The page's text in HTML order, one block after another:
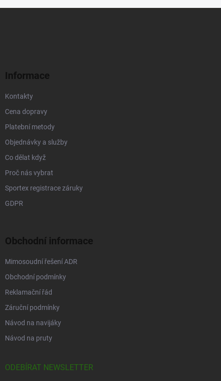
Informace
Kontakty
Cena dopravy
Platební metody
Objednávky a služby
Co dělat když
Proč nás vybrat
Sportex registrace záruky
GDPR
Obchodní informace
Mimosoudní řešení ADR
Obchodní podmínky
Reklamační řád
Záruční podmínky
Návod na navijáky
Návod na pruty
ODEBÍRAT NEWSLETTER